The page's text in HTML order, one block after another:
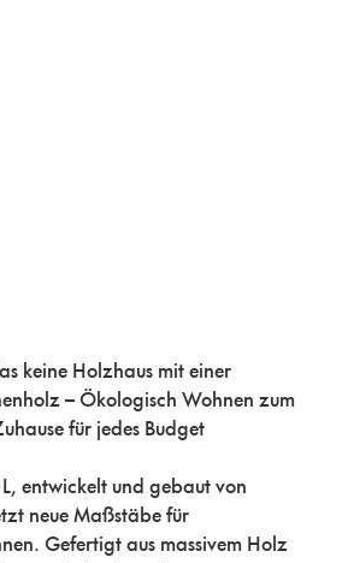
keine Holzhaus mit einer
– Ökologisch Wohnen zum
für jedes Budget
entwickelt und gebaut von
neue Maßstäbe für
Gefertigt aus massivem Holz